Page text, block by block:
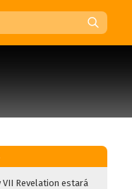
VII Revelation estará